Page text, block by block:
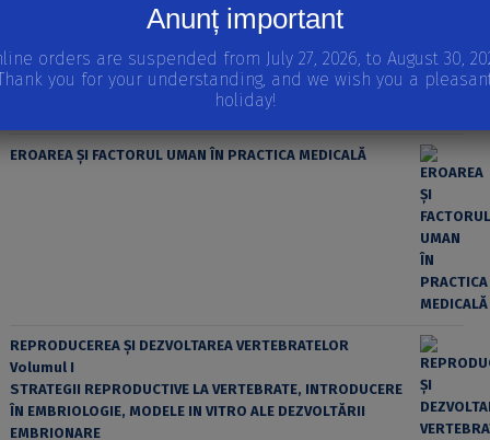
EROAREA ȘI FACTORUL UMAN ÎN PRACTICA MEDICALĂ
REPRODUCEREA ȘI DEZVOLTAREA VERTEBRATELOR
Volumul I
STRATEGII REPRODUCTIVE LA VERTEBRATE, INTRODUCERE
ÎN EMBRIOLOGIE, MODELE IN VITRO ALE DEZVOLTĂRII
EMBRIONARE
Anunț important
orders are suspended from July 27, 2026, to August 30,
you for your understanding, and we wish you a
holiday!